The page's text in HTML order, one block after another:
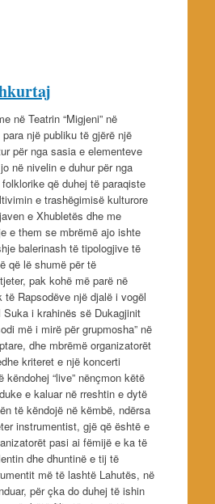
në Teatrin “Migjeni” në
një publiku të gjërë një
për nga sasia e elementeve
në nivelin e duhur për nga
që duhej të paraqiste
e trashëgimisë kulturore
e Xhubletës dhe me
e them se mbrëmë ajo ishte
balerinash të tipologjive të
që lë shumë për të
pak kohë më parë në
Rapsodëve një djalë i vogël
Suka i krahinës së Dukagjinit
më i mirë për grupmosha” në
dhe mbrëmë organizatorët
kriteret e një koncerti
“live” nënçmon këtë
e kaluar në rreshtin e dytë
të këndojë në këmbë, ndërsa
instrumentist, gjë që është e
pasi ai fëmijë e ka të
dhe dhuntinë e tij të
më të lashtë Lahutës, në
për çka do duhej të ishin